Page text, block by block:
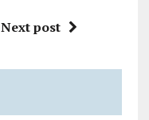
Next post